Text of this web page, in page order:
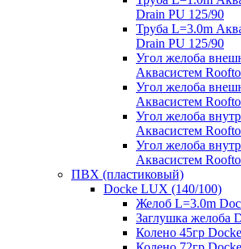
Drain PU 125/90
Труба L=3.0m
Drain PU 125/90
Угол желоба
Аквасистем
Угол желоба
Аквасистем
Угол желоба
Аквасистем
Угол желоба
Аквасистем
ПВХ (пластиковый)
Docke LUX (140/100)
Желоб L=3.0m
Заглушка желоба
Колено 45гр